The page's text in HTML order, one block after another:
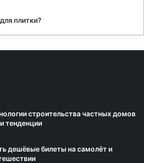
плитки?
строительства частных домов
тенденции
дешёвые билеты на самолёт и